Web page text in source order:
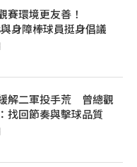
賽環境更友善！
身障棒球員挺身倡議
解二軍投手荒 曾總觀
找回節奏與擊球品質